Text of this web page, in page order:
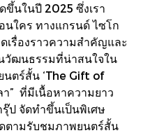
ขึ้นในปี 2025 ซึ่งเรา
ใคร ทางแกรนด์ ไซโก
เรื่องราวความสำคัญและ
วัฒนธรรมที่น่าสนใจใน
ตร์สั้น ‘The Gift of
า” ที่มีเนื้อหาความยาว
ป จัดทำขึ้นเป็นพิเศษ
ตามรับชมภาพยนตร์สั้น